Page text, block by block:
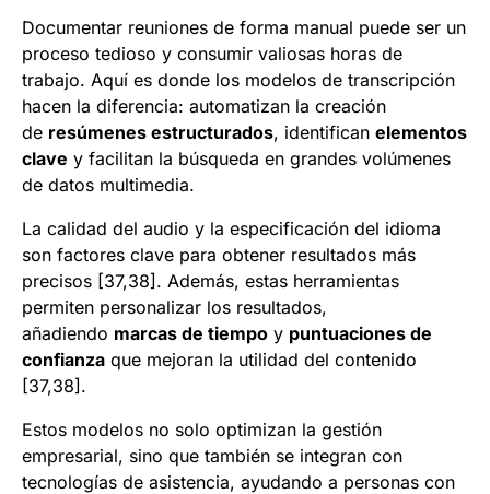
Documentar reuniones de forma manual puede ser un
proceso tedioso y consumir valiosas horas de
trabajo. Aquí es donde los modelos de transcripción
hacen la diferencia: automatizan la creación
de resúmenes estructurados, identifican elementos
clave y facilitan la búsqueda en grandes volúmenes
de datos multimedia.
La calidad del audio y la especificación del idioma
son factores clave para obtener resultados más
precisos [37,38]. Además, estas herramientas
permiten personalizar los resultados,
añadiendo marcas de tiempo y puntuaciones de
confianza que mejoran la utilidad del contenido
[37,38].
Estos modelos no solo optimizan la gestión
empresarial, sino que también se integran con
tecnologías de asistencia, ayudando a personas con